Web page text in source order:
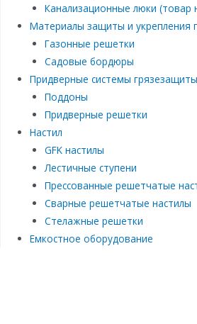
Канализационные люки (товар
Материалы защиты и укрепления
Газонные решетки
Садовые бордюры
Придверные системы грязезащиты
Поддоны
Придверные решетки
Настил
GFK настилы
Лестичные ступени
Прессованные решетчатые
Сварные решетчатые настилы
Стелажные решетки
Емкостное оборудование